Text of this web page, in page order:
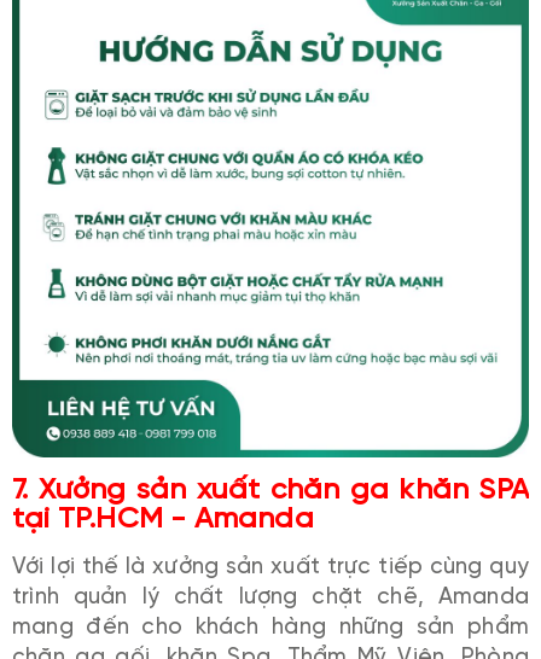
7. Xưởng sản xuất chăn ga khăn SPA
tại TP.HCM - Amanda
Với lợi thế là xưởng sản xuất trực tiếp cùng quy
trình quản lý chất lượng chặt chẽ, Amanda
mang đến cho khách hàng những sản phẩm